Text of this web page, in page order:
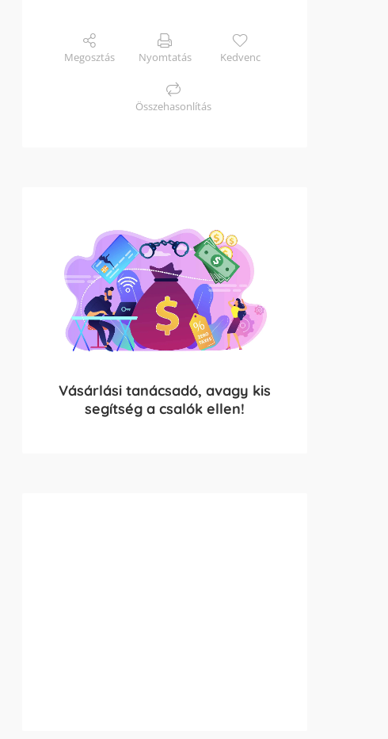
Megosztás Nyomtatás Kedvenc
Összehasonlítás
Vásárlási tanácsadó, avagy kis
segítség a csalók ellen!